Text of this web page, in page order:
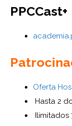
PPCCast+
Oferta
Hasta 2